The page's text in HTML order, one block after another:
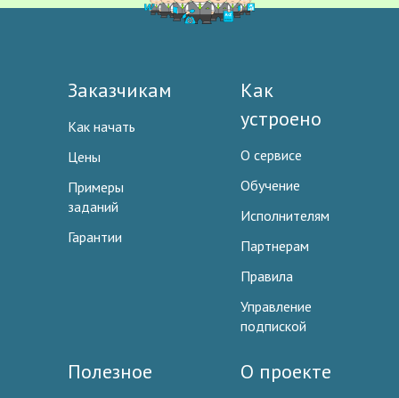
Заказчикам
Как начать
Цены
Примеры
заданий
Гарантии
Как
устроено
О сервисе
Обучение
Исполнителям
Партнерам
Правила
Управление
подпиской
Полезное О проекте